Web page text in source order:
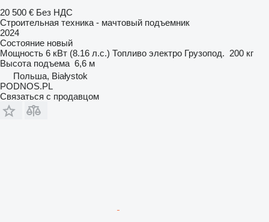
20 500 € Без НДС
Строительная техника - мачтовый подъемник
2024
Состояние новый
Мощность 6 кВт (8.16 л.с.) Топливо электро Грузопод. 200 кг
Высота подъема 6,6 м
Польша, Białystok
PODNOS.PL
Связаться с продавцом